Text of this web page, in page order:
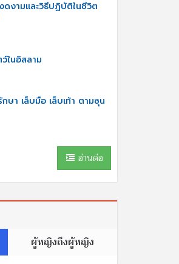
ดงามและวิธีปฏิบัติในชีวิต
ในอิสลาม
ษา เล็บมือ เล็บเท้า ตามซุน
อ่านต่อ
ผู้หญิงถึงผู้หญิง